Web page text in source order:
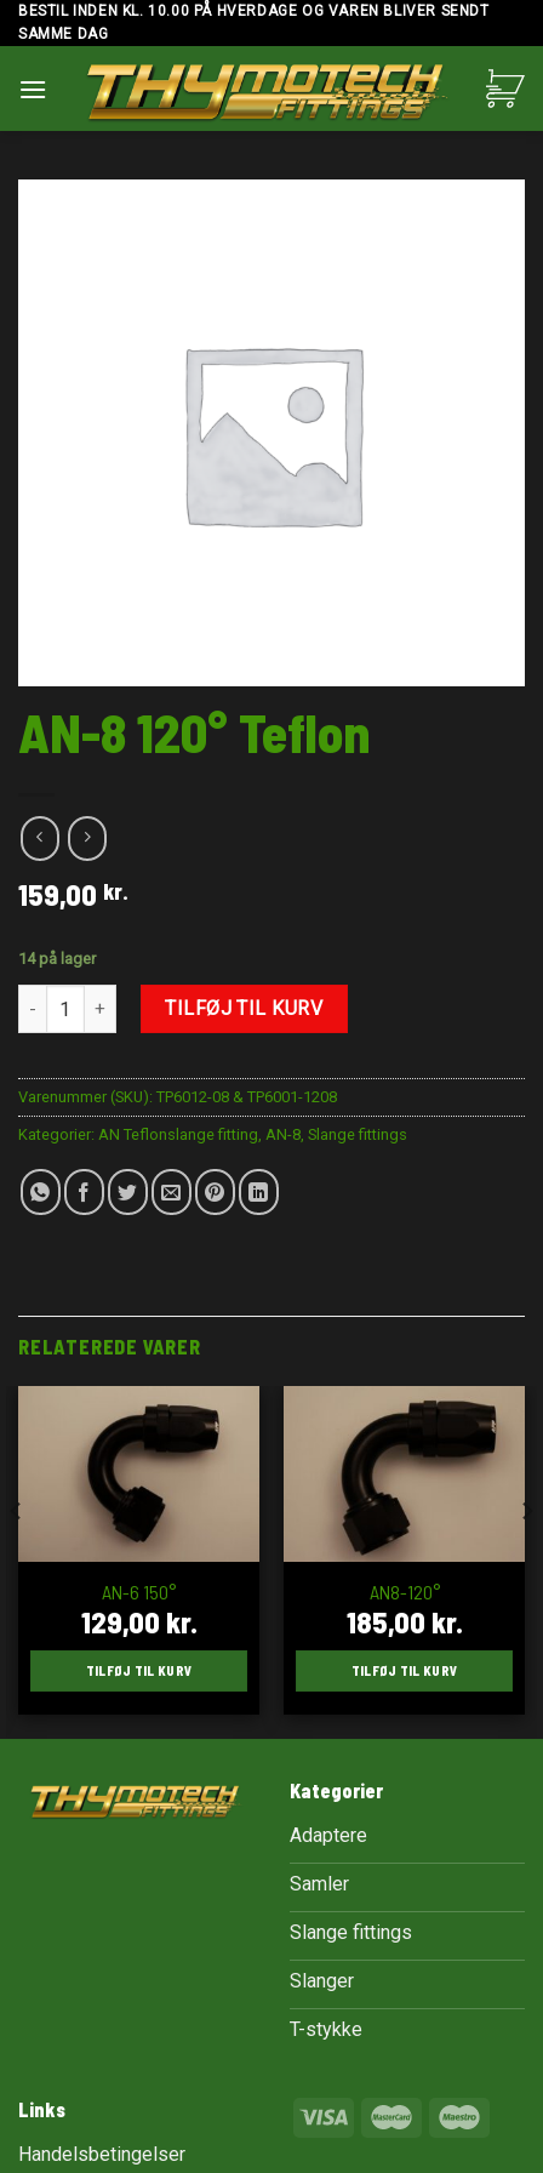
Skip
to
BESTIL INDEN KL. 10.00 PÅ HVERDAGE OG VAREN BLIVER SENDT
SAMME DAG
AN-8 120° Teflon
159,00 kr.
14 på lager
AN-8 120° Teflon antalTILFØJ TIL KURV
Varenummer (SKU): TP6012-08 & TP6001-1208
Kategorier: AN Teflonslange fitting AN-8 Slange fittings
RELATEREDE VARER
AN-6 150°
129,00 kr.
TILFØJ TIL KURV
AN8-120°
185,00 kr.
TILFØJ TIL KURV
Kategorier
Adaptere
Samler
Slange fittings
Slanger
T-stykke
Links
Handelsbetingelser